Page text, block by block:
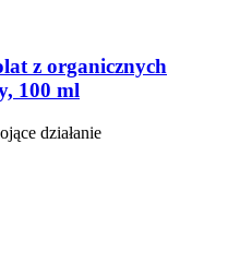
z organicznych
100 ml
działanie